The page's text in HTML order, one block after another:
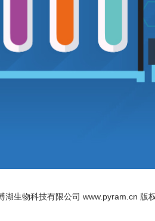
湖生物科技有限公司 www.pyram.cn 版